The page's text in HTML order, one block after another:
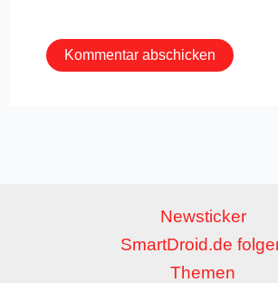
Newsticker
SmartDroid.de
Themen